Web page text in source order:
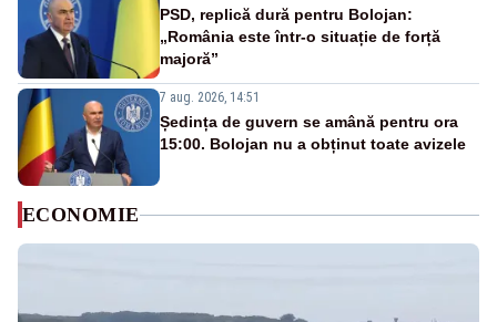
PSD, replică dură pentru Bolojan:
„România este într-o situație de forță
majoră”
7 aug. 2026, 14:51
Ședința de guvern se amână pentru ora
15:00. Bolojan nu a obținut toate avizele
ECONOMIE